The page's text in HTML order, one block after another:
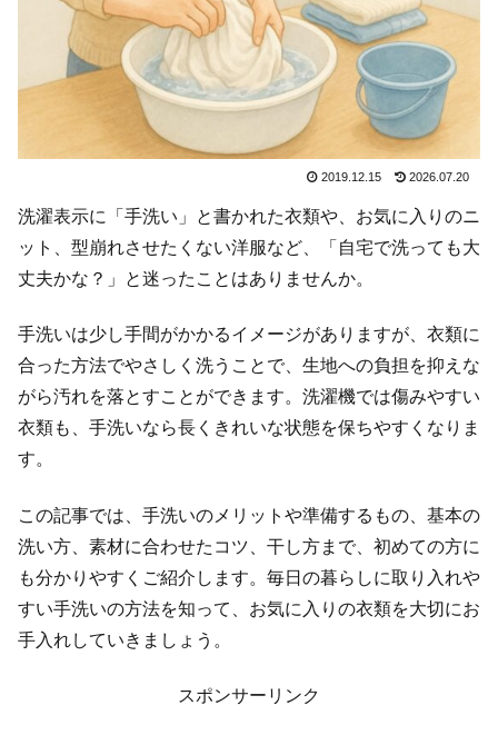
2019.12.15 2026.07.20
洗濯表示に「手洗い」と書かれた衣類や、お気に入りのニ
ット、型崩れさせたくない洋服など、「自宅で洗っても大
丈夫かな？」と迷ったことはありませんか。
手洗いは少し手間がかかるイメージがありますが、衣類に
合った方法でやさしく洗うことで、生地への負担を抑えな
がら汚れを落とすことができます。洗濯機では傷みやすい
衣類も、手洗いなら長くきれいな状態を保ちやすくなりま
す。
この記事では、手洗いのメリットや準備するもの、基本の
洗い方、素材に合わせたコツ、干し方まで、初めての方に
も分かりやすくご紹介します。毎日の暮らしに取り入れや
すい手洗いの方法を知って、お気に入りの衣類を大切にお
手入れしていきましょう。
スポンサーリンク